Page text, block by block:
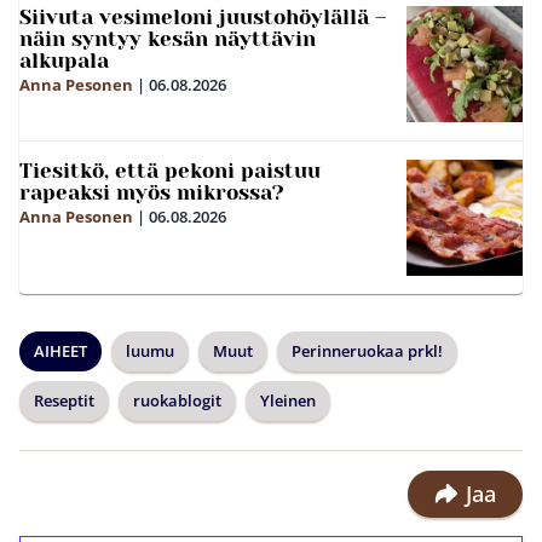
Siivuta vesimeloni juustohöylällä –
näin syntyy kesän näyttävin
alkupala
Anna Pesonen | 06.08.2026
Tiesitkö, että pekoni paistuu
rapeaksi myös mikrossa?
Anna Pesonen | 06.08.2026
AIHEET luumu Muut Perinneruokaa prkl!
Reseptit ruokablogit Yleinen
Jaa